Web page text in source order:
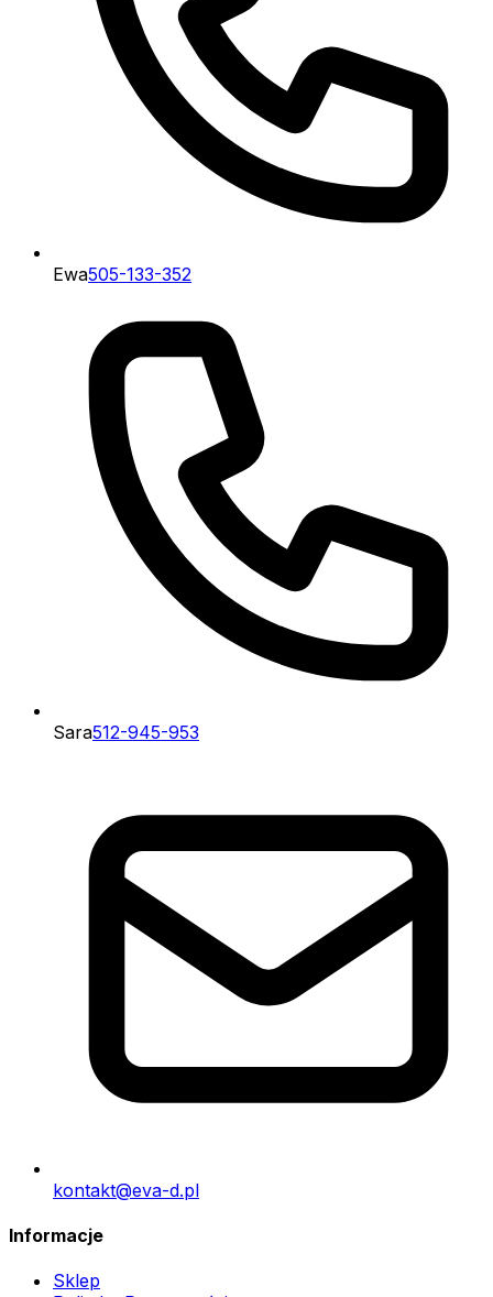
Ewa505-133-352
Sara512-945-953
kontakt@eva-d.pl
Informacje
Sklep